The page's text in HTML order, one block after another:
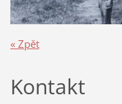
« Zpět
Kontakt